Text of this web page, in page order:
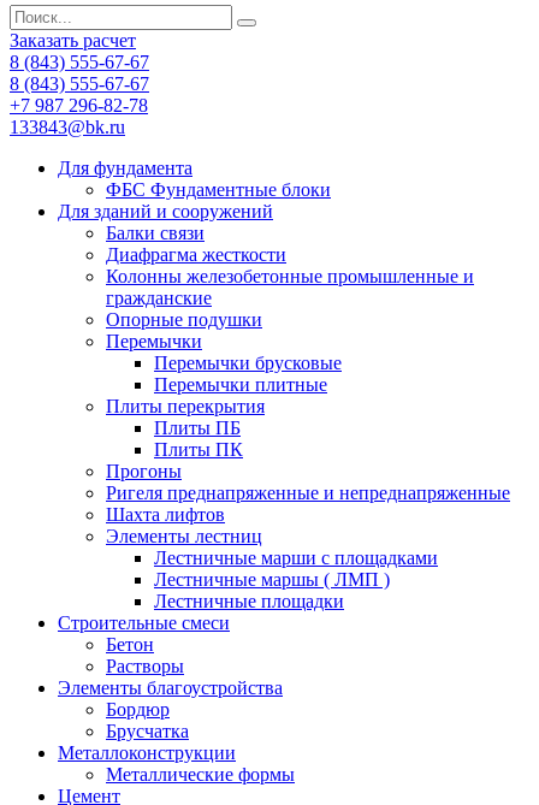
Заказать расчет
8 (843) 555-67-67
8 (843) 555-67-67
+7 987 296-82-78
133843@bk.ru
Для фундамента
ФБС Фундаментные блоки
Для зданий и сооружений
Балки связи
Диафрагма жесткости
Колонны железобетонные промышленные и
гражданские
Опорные подушки
Перемычки
Перемычки брусковые
Перемычки плитные
Плиты перекрытия
Плиты ПБ
Плиты ПК
Прогоны
Ригеля преднапряженные и непреднапряженные
Шахта лифтов
Элементы лестниц
Лестничные марши с площадками
Лестничные маршы ( ЛМП )
Лестничные площадки
Строительные смеси
Бетон
Растворы
Элементы благоустройства
Бордюр
Брусчатка
Металлоконструкции
Металлические формы
Цемент